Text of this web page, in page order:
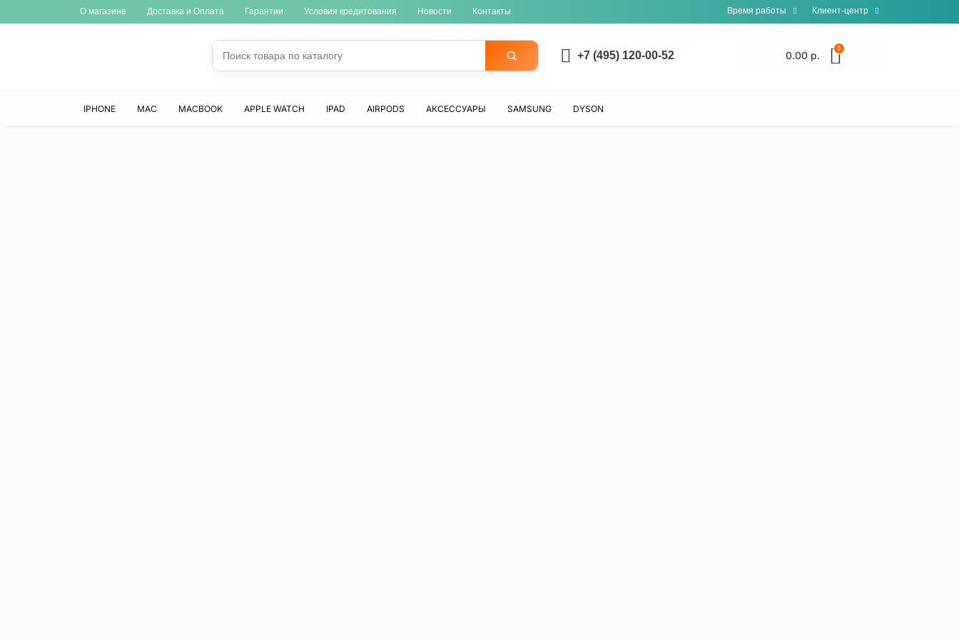
О магазине Доставка и Оплата Гарантии Условия кредитования Новости Контакты Время работы Клиент-центр
+7 (495) 120-00-52 0.00 р.
0
IPHONE MAC MACBOOK APPLE WATCH IPAD AIRPODS АКСЕССУАРЫ SAMSUNG DYSON